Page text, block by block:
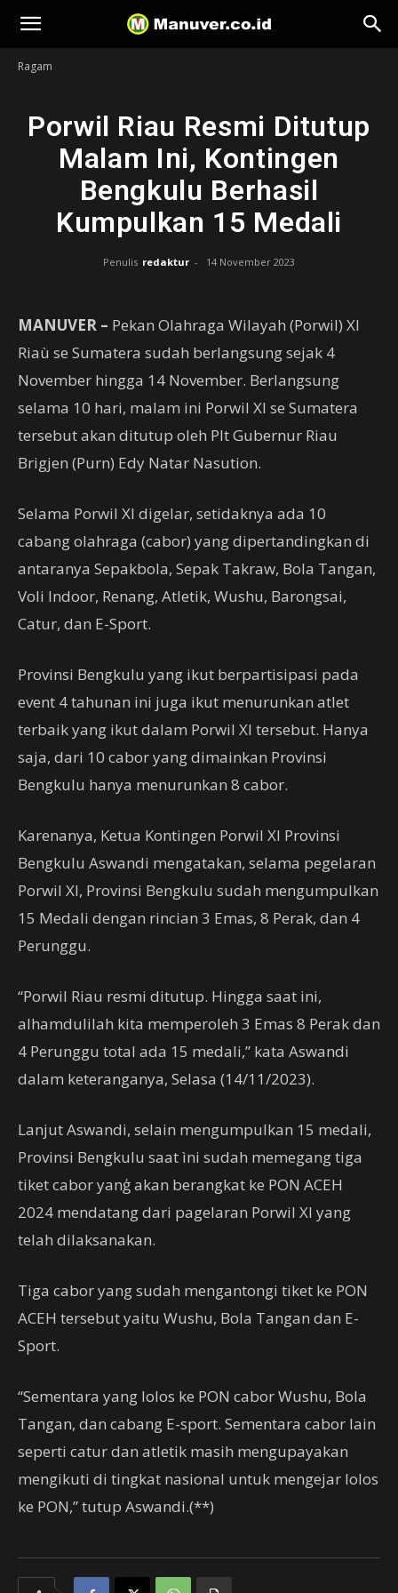
Manuver
Ragam
Porwil Riau Resmi Ditutup
Malam Ini, Kontingen
Bengkulu Berhasil
Kumpulkan 15 Medali
Penulis redaktur - 14 November 2023
MANUVER – Pekan Olahraga Wilayah (Porwil) XI
Riaù se Sumatera sudah berlangsung sejak 4
November hingga 14 November. Berlangsung
selama 10 hari, malam ini Porwil XI se Sumatera
tersebut akan ditutup oleh Plt Gubernur Riau
Brigjen (Purn) Edy Natar Nasution.
Selama Porwil XI digelar, setidaknya ada 10
cabang olahraga (cabor) yang dipertandingkan di
antaranya Sepakbola, Sepak Takraw, Bola Tangan,
Voli Indoor, Renang, Atletik, Wushu, Barongsai,
Catur, dan E-Sport.
Provinsi Bengkulu yang ikut berpartisipasi pada
event 4 tahunan ini juga ikut menurunkan atlet
terbaik yang ikut dalam Porwil XI tersebut. Hanya
saja, dari 10 cabor yang dimainkan Provinsi
Bengkulu hanya menurunkan 8 cabor.
Karenanya, Ketua Kontingen Porwil XI Provinsi
Bengkulu Aswandi mengatakan, selama pegelaran
Porwil XI, Provinsi Bengkulu sudah mengumpulkan
15 Medali dengan rincian 3 Emas, 8 Perak, dan 4
Perunggu.
“Porwil Riau resmi ditutup. Hingga saat ini,
alhamdulilah kita memperoleh 3 Emas 8 Perak dan
4 Perunggu total ada 15 medali,” kata Aswandi
dalam keteranganya, Selasa (14/11/2023).
Lanjut Aswandi, selain mengumpulkan 15 medali,
Provinsi Bengkulu saat ìni sudah memegang tiga
tiket cabor yanģ akan berangkat ke PON ACEH
2024 mendatang dari pagelaran Porwil XI yang
telah dilaksanakan.
Tiga cabor yang sudah mengantongi tiket ke PON
ACEH tersebut yaitu Wushu, Bola Tangan dan E-
Sport.
“Sementara yang lolos ke PON cabor Wushu, Bola
Tangan, dan cabang E-sport. Sementara cabor lain
seperti catur dan atletik masih mengupayakan
mengikuti di tingkat nasional untuk mengejar lolos
ke PON,” tutup Aswandi.(**)